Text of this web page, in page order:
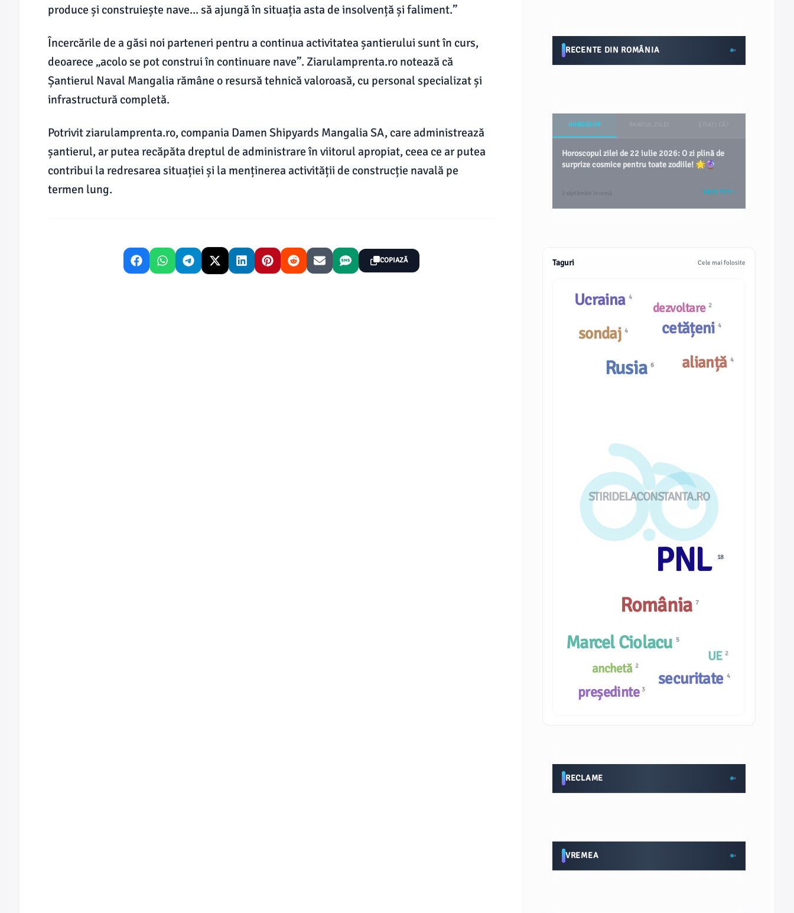
produce și construiește nave... să ajungă în situația asta de insolvență și faliment.”
Încercările de a găsi noi parteneri pentru a continua activitatea șantierului sunt în curs,
deoarece „acolo se pot construi în continuare nave”. Ziarulamprenta.ro notează că
Șantierul Naval Mangalia rămâne o resursă tehnică valoroasă, cu personal specializat și
infrastructură completă.
Potrivit ziarulamprenta.ro, compania Damen Shipyards Mangalia SA, care administrează
șantierul, ar putea recăpăta dreptul de administrare în viitorul apropiat, ceea ce ar putea
contribui la redresarea situației și la menținerea activității de construcție navală pe
termen lung.
COPIAZĂ
RECENTE DIN ROMÂNIA
HOROSCOP
Horoscopul zilei de 22 iulie 2026: O zi plină de
surprize cosmice pentru toate zodiile! 🌟🔮
2 săptămâni în urmă VEZI TOT
Taguri Cele mai folosite
STIRIDELACONSTANTA.RO
președinte 3
anchetă 2
alianță 4
România7
dezvoltare 2
sondaj4
Rusia6
UE 2
securitate 4
Marcel Ciolacu 5
PNL 18
cetățeni 4
Ucraina 4
RECLAME
VREMEA